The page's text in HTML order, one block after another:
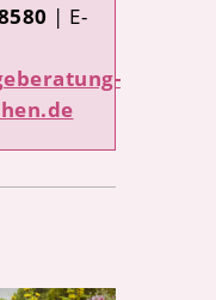
| E-